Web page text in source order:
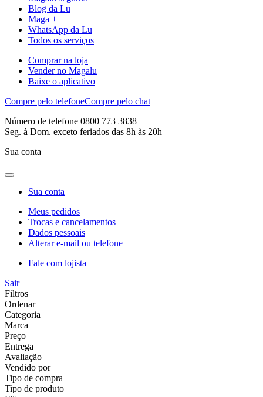
Blog da Lu
Maga +
WhatsApp da Lu
Todos os serviços
Comprar na loja
Vender no Magalu
Baixe o aplicativo
Compre pelo telefoneCompre pelo chat
Número de telefone 0800 773 3838
Seg. à Dom. exceto feriados das 8h às 20h
Sua conta
Sua conta
Meus pedidos
Trocas e cancelamentos
Dados pessoais
Alterar e-mail ou telefone
Fale com lojista
Sair
Filtros
Ordenar
Categoria
Marca
Preço
Entrega
Avaliação
Vendido por
Tipo de compra
Tipo de produto